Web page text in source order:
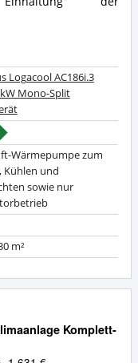
Logacool AC186i.3
Mono-Split
Wärmepumpe zum
Kühlen und
sowie nur
m²
Komplett-